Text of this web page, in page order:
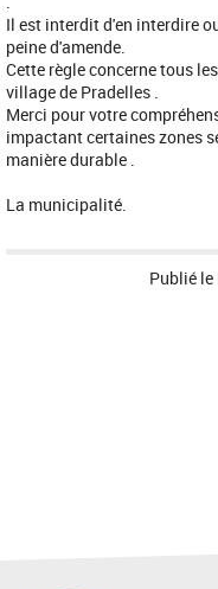
Il est interdit d'en interdire
peine d'amende.
Cette règle concerne tous
village de Pradelles .
Merci pour votre
impactant certaines zones
manière durable .
La municipalité.
Publié le